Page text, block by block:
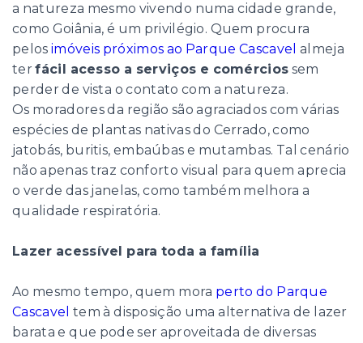
a natureza mesmo vivendo numa cidade grande,
como Goiânia, é um privilégio. Quem procura
pelosimóveis próximos ao Parque Cascavel almeja
terfácil acesso a serviços e comércios sem
perder de vista o contato com a natureza.
Os moradores da região são agraciados com várias
espécies de plantas nativas do Cerrado, como
jatobás, buritis, embaúbas e mutambas. Tal cenário
não apenas traz conforto visual para quem aprecia
o verde das janelas, como também melhora a
qualidade respiratória.
Lazer acessível para toda a família
Ao mesmo tempo, quem mora perto do Parque
Cascavel tem à disposição uma alternativa de lazer
barata e que pode ser aproveitada de diversas